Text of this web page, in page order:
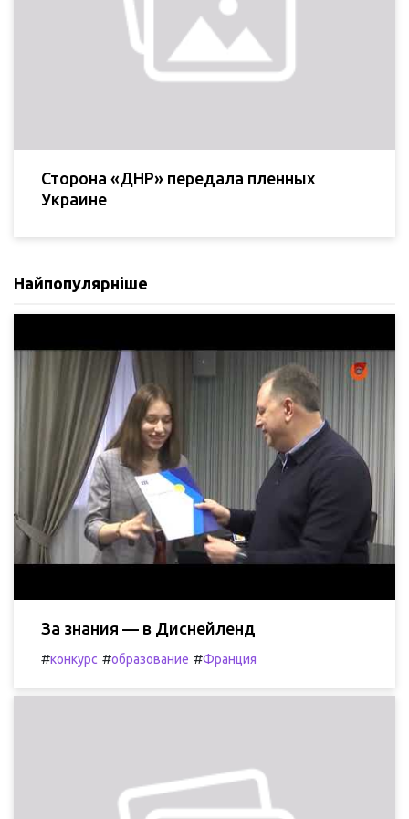
Сторона «ДНР» передала пленных
Украине
Найпопулярніше
За знания — в Диснейленд
#конкурс #образование #Франция